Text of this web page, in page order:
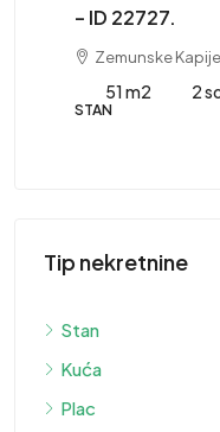
– ID 22727.
Zemunske
51 m2 2
STAN
Tip nekretnine
Stan
Kuća
Plac